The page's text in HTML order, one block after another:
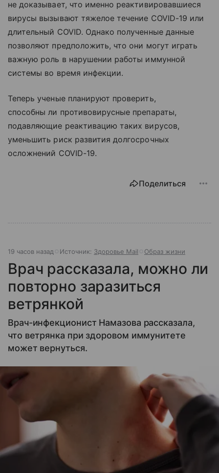
не доказывает, что именно реактивировавшиеся
вирусы вызывают тяжелое течение COVID-19 или
длительный COVID. Однако полученные данные
позволяют предположить, что они могут играть
важную роль в нарушении работы иммунной
системы во время инфекции.
Теперь ученые планируют проверить,
способны ли противовирусные препараты,
подавляющие реактивацию таких вирусов,
уменьшить риск развития долгосрочных
осложнений COVID-19.
Поделиться
19 часов назад Источник: Здоровье Mail Образ жизни
Врач рассказала, можно ли
повторно заразиться
ветрянкой
Врач-инфекционист Намазова рассказала,
что ветрянка при здоровом иммунитете
может вернуться.